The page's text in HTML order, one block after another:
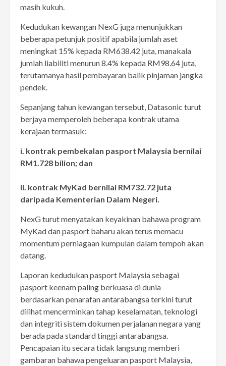
masih kukuh.
Kedudukan kewangan NexG juga menunjukkan
beberapa petunjuk positif apabila jumlah aset
meningkat 15% kepada RM638.42 juta, manakala
jumlah liabiliti menurun 8.4% kepada RM98.64 juta,
terutamanya hasil pembayaran balik pinjaman jangka
pendek.
Sepanjang tahun kewangan tersebut, Datasonic turut
berjaya memperoleh beberapa kontrak utama
kerajaan termasuk:
i. kontrak pembekalan pasport Malaysia bernilai
RM1.728 bilion; dan
ii. kontrak MyKad bernilai RM732.72 juta
daripada Kementerian Dalam Negeri.
NexG turut menyatakan keyakinan bahawa program
MyKad dan pasport baharu akan terus memacu
momentum perniagaan kumpulan dalam tempoh akan
datang.
Laporan kedudukan pasport Malaysia sebagai
pasport keenam paling berkuasa di dunia
berdasarkan penarafan antarabangsa terkini turut
dilihat mencerminkan tahap keselamatan, teknologi
dan integriti sistem dokumen perjalanan negara yang
berada pada standard tinggi antarabangsa.
Pencapaian itu secara tidak langsung memberi
gambaran bahawa pengeluaran pasport Malaysia,